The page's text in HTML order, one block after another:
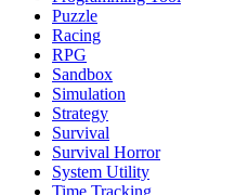
Puzzle
Racing
RPG
Sandbox
Simulation
Strategy
Survival
Survival Horror
System Utility
Time Tracking